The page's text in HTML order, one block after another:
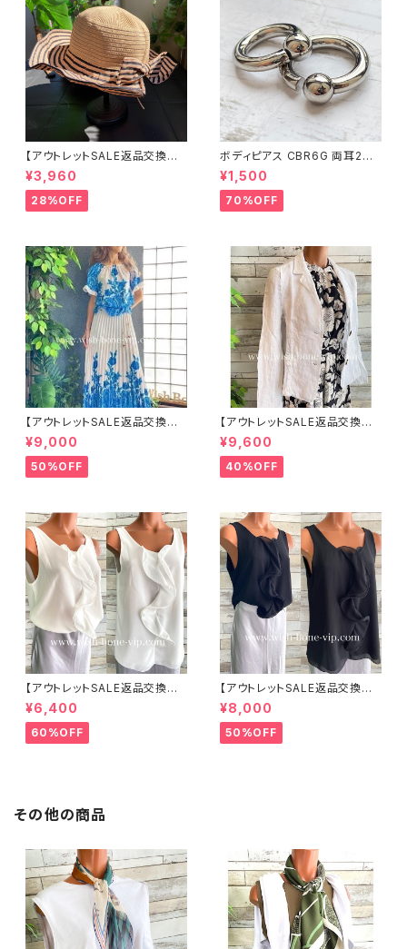
【アウトレットSALE返品交換不
可8/20まで】つば広サマーハッ
ト・通気性・軽量 ワイヤー入りハ
ット ボーダー＆BIGリボン・女優
帽 UV/紫外線対策 レディースハ
¥3,960
28%OFF
ボディピアス CBR6G 両耳2個
セット 1ボール ネジ式 簡単脱着
サージカルステンレス NY直輸
入
¥1,500
70%OFF
【アウトレットSALE返品交換不
可8/20まで】イタリア製ロング・
マキシスカート＆トップス セット
アップ /ホワイト＆ブルー(S)(M)
(L)
¥9,000
50%OFF
【アウトレットSALE返品交換不
可8/20まで】イタリア製サマー
ジャケット｜Made in ITALY｜
リネン麻 飾りエリ ジャケット/ホ
ワイト
¥9,600
40%OFF
【アウトレットSALE返品交換不
可8/20まで】イタリア製 CASA
DEILUCA ITALY｜前フリル＆B
IGフリルトップス /ホワイト
¥6,400
60%OFF
【アウトレットSALE返品交換不
可8/20まで】イタリア製 CASA
DEILUCA ITALY｜前フリル＆B
IGフリルトップス /ブラック
¥8,000
50%OFF
その他の商品